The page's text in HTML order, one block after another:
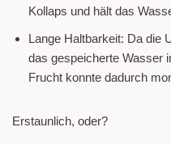
Kollaps und hält das
Lange Haltbarkeit: Da die
das gespeicherte Wasser
Frucht konnte dadurch
Erstaunlich, oder?